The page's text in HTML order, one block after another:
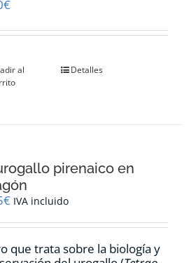
€
al
Detalles
pirenaico en
€ IVA incluido
que trata sobre la biología y